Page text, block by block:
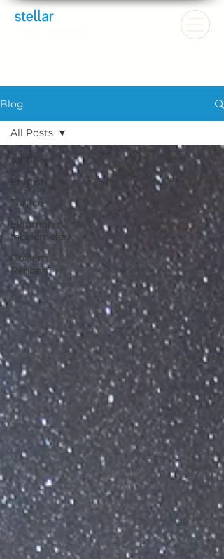
Blog
All Posts
English
Türkçe
Ekipman
İncelemeleri
Gözlem
Rehberi
All Posts